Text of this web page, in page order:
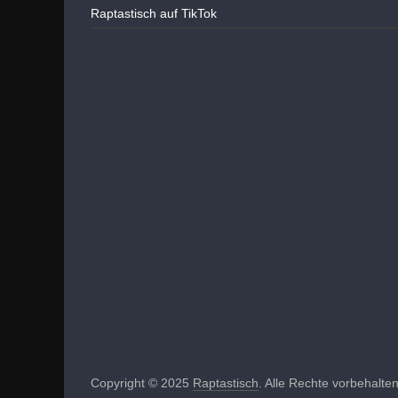
Raptastisch auf TikTok
Copyright © 2025 Raptastisch . Alle Rechte